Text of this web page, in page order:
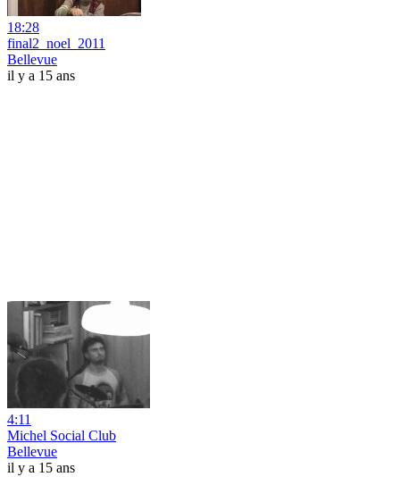
18:28
final2_noel_2011
Bellevue
il y a 15 ans
4:11
Michel Social Club
Bellevue
il y a 15 ans